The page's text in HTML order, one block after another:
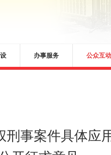
办事服务 公众互动
事案件具体应